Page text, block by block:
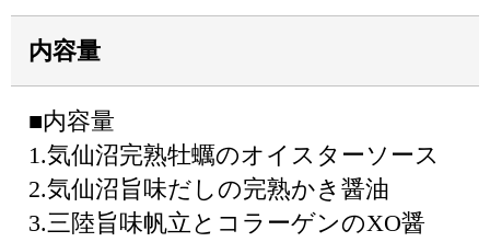
内容量
■内容量
1.気仙沼完熟牡蠣のオイスターソース
2.気仙沼旨味だしの完熟かき醤油
3.三陸旨味帆立とコラーゲンのXO醤